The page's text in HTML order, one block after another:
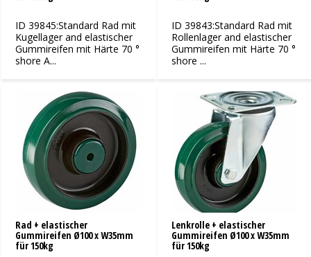
ID 39845:Standard Rad mit
Kugellager and elastischer
Gummireifen mit Härte 70 °
shore A...
ID 39843:Standard Rad mit
Rollenlager and elastischer
Gummireifen mit Härte 70 °
shore ...
Rad + elastischer
Gummireifen Ø100 x W35mm
für 150kg
Lenkrolle + elastischer
Gummireifen Ø100 x W35mm
für 150kg